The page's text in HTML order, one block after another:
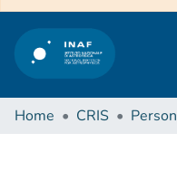
Home CRIS Person